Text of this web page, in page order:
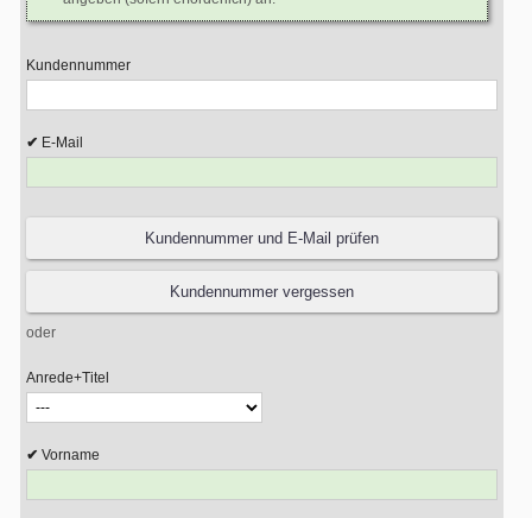
Kundennummer
E-Mail
oder
Anrede+Titel
Vorname